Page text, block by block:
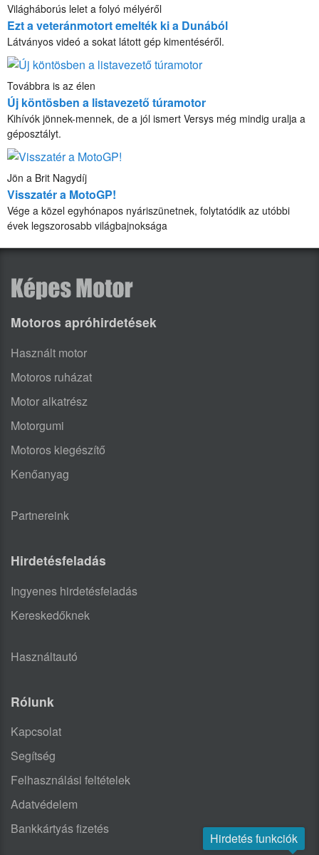
Hirdetés funkciók
Világháborús lelet a folyó mélyéről
Ezt a veteránmotort emelték ki a Dunából
Látványos videó a sokat látott gép kimentéséről.
Továbbra is az élen
Új köntösben a listavezető túramotor
Kihívók jönnek-mennek, de a jól ismert Versys még mindig uralja a
géposztályt.
Jön a Brit Nagydíj
Visszatér a MotoGP!
Vége a közel egyhónapos nyáriszünetnek, folytatódik az utóbbi
évek legszorosabb világbajnoksága
Motoros apróhirdetések
Használt motor
Motoros ruházat
Motor alkatrész
Motorgumi
Motoros kiegészítő
Kenőanyag
Partnereink
Hirdetésfeladás
Ingyenes hirdetésfeladás
Kereskedőknek
Használtautó
Rólunk
Kapcsolat
Segítség
Felhasználási feltételek
Adatvédelem
Bankkártyás fizetés